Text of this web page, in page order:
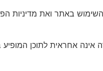
באתר ואת מדיניות
אינה אחראית לתוכן